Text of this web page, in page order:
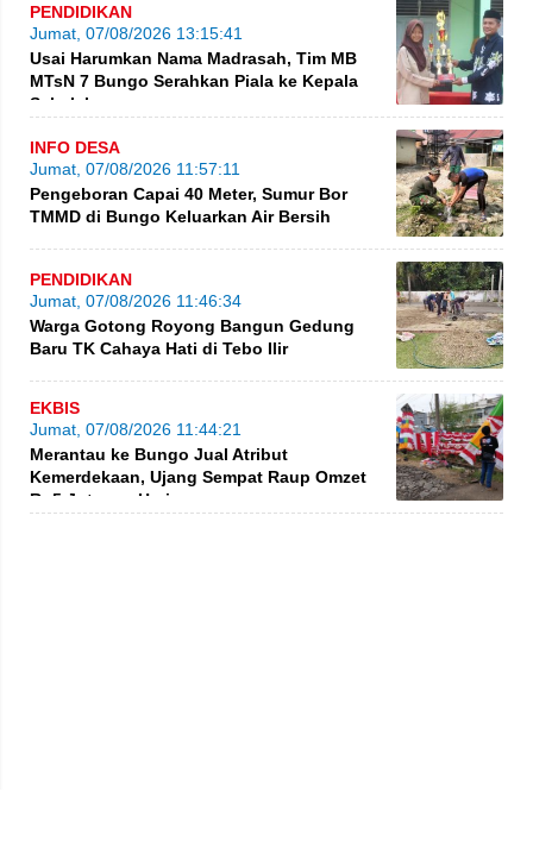
PENDIDIKAN
Jumat, 07/08/2026 13:15:41
Usai Harumkan Nama Madrasah, Tim MB
MTsN 7 Bungo Serahkan Piala ke Kepala
Sekolah
INFO DESA
Jumat, 07/08/2026 11:57:11
Pengeboran Capai 40 Meter, Sumur Bor
TMMD di Bungo Keluarkan Air Bersih
PENDIDIKAN
Jumat, 07/08/2026 11:46:34
Warga Gotong Royong Bangun Gedung
Baru TK Cahaya Hati di Tebo Ilir
EKBIS
Jumat, 07/08/2026 11:44:21
Merantau ke Bungo Jual Atribut
Kemerdekaan, Ujang Sempat Raup Omzet
Rp5 Juta per Hari